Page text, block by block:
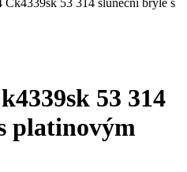
53 314
platinovým